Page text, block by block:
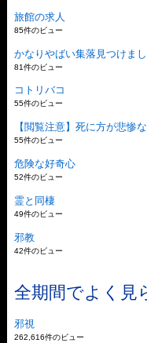
旅館の求人
85件のビュー
かなりやばい集落見つけまし
81件のビュー
コトリバコ
55件のビュー
【閲覧注意】死に方が悲惨
55件のビュー
危険な好奇心
52件のビュー
霊と同棲
49件のビュー
邪教
42件のビュー
全期間でよく見
邪視
262,616件のビュー